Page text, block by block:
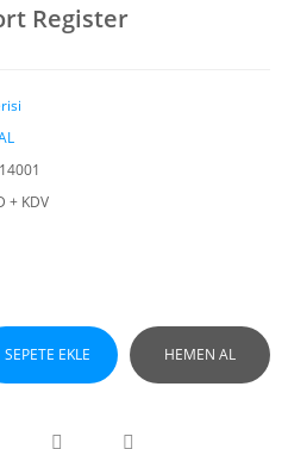
Register
+ KDV
SEPETE EKLE HEMEN AL